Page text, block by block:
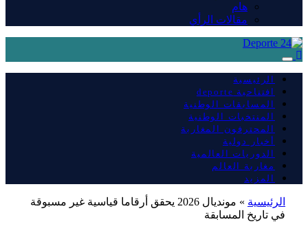
هام
مقالات الرأي
الرئيسية
افتتاحية deporte
المسابقات الوطنية
المنتخبات الوطنية
المحترفون المغاربة
أخبار دولية
الدوريات العالمية
مغاربة العالم
المزيد
الرئيسية »
مونديال 2026 يحقق أرقاما قياسية غير مسبوقة
في تاريخ المسابقة